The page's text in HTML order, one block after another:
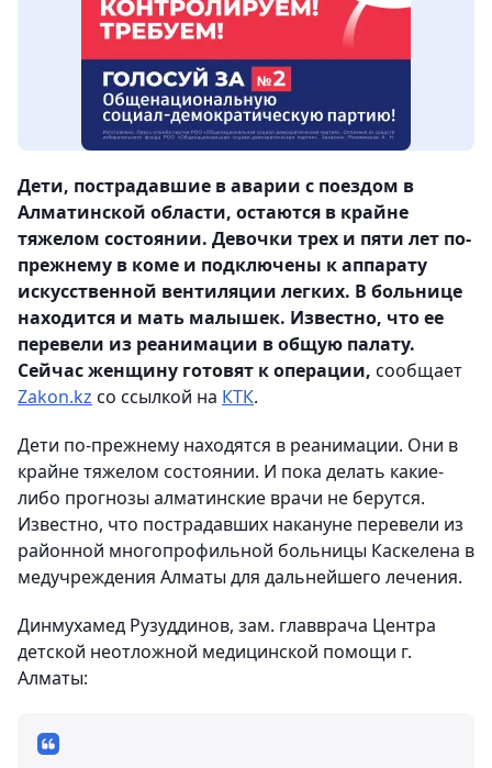
Дети, пострадавшие в аварии с поездом в
Алматинской области, остаются в крайне
тяжелом состоянии. Девочки трех и пяти лет по-
прежнему в коме и подключены к аппарату
искусственной вентиляции легких. В больнице
находится и мать малышек. Известно, что ее
перевели из реанимации в общую палату.
Сейчас женщину готовят к операции, сообщает
Zakon.kz со ссылкой на КТК.
Дети по-прежнему находятся в реанимации. Они в
крайне тяжелом состоянии. И пока делать какие-
либо прогнозы алматинские врачи не берутся.
Известно, что пострадавших накануне перевели из
районной многопрофильной больницы Каскелена в
медучреждения Алматы для дальнейшего лечения.
Динмухамед Рузуддинов, зам. главврача Центра
детской неотложной медицинской помощи г.
Алматы: